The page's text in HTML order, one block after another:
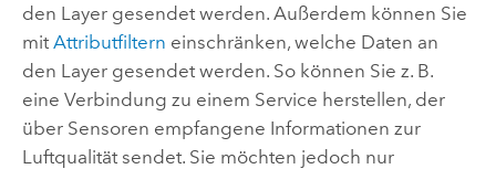
den Layer gesendet werden. Außerdem können Sie
mit Attributfiltern einschränken, welche Daten an
den Layer gesendet werden. So können Sie z. B.
eine Verbindung zu einem Service herstellen, der
über Sensoren empfangene Informationen zur
Luftqualität sendet. Sie möchten jedoch nur